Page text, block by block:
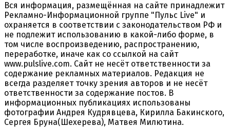
Вся информация, размещённая на сайте принадлежит
Рекламно-Информационной группе "Пульс Live" и
охраняется в соответствии с законодательством РФ и
не подлежит использованию в какой-либо форме, в
том числе воспроизведению, распространению,
переработке, иначе как со ссылкой на сайт
www.pulslive.com. Сайт не несёт ответственности за
содержание рекламных материалов. Редакция не
всегда разделяет точку зрения авторов и не несёт
ответственности за содержание постов. В
информационных публикациях использованы
фотографии Андрея Кудрявцева, Кирилла Бакинского,
Сергея Бруна(Шехерева), Матвея Милютина.